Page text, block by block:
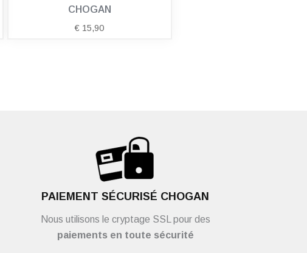
CHOGAN
€ 15,90
PAIEMENT SÉCURISÉ CHOGAN
Nous utilisons le cryptage SSL pour des
paiements en toute sécurité